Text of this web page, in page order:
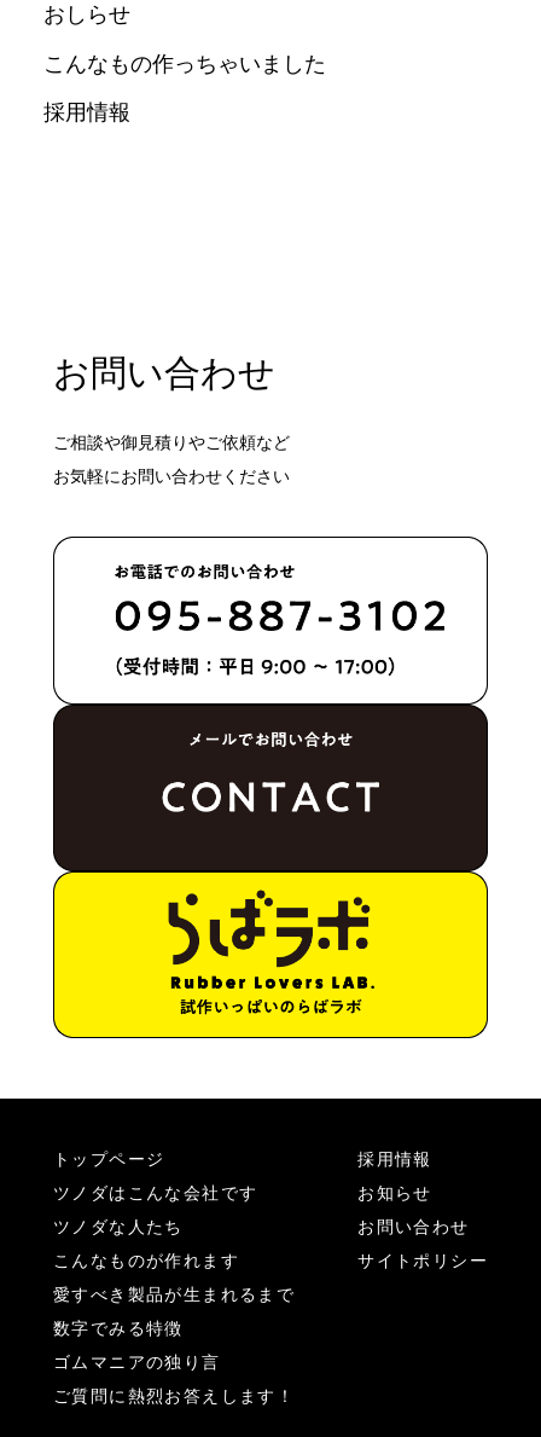
おしらせ
こんなもの作っちゃいました
採用情報
お問い合わせ
ご相談や御見積りやご依頼など
お気軽にお問い合わせください
トップページ
ツノダはこんな会社です
ツノダな人たち
こんなものが作れます
愛すべき製品が生まれるまで
数字でみる特徴
ゴムマニアの独り言
ご質問に熱烈お答えします！
採用情報
お知らせ
お問い合わせ
サイトポリシー